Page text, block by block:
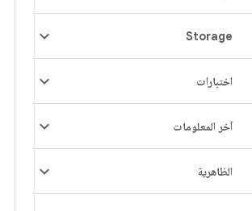
Storage
اختبارات
آخر المعلومات
الظاهرية